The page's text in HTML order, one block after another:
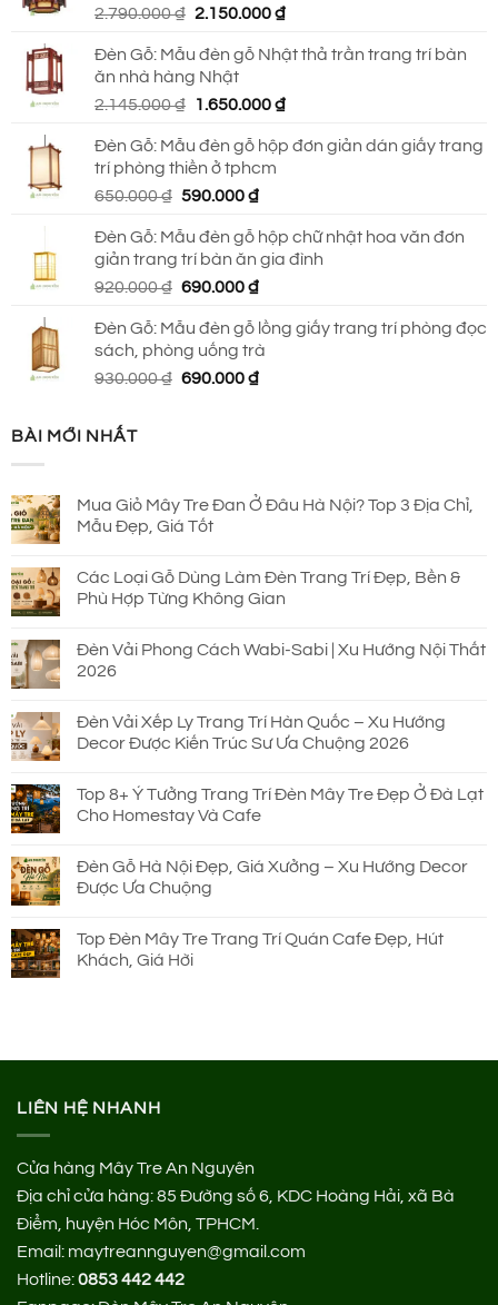
690.000 ₫.
2.790.000₫ Giá
là:
2.790.000 ₫.
2.150.000₫Giá
tại
2.150.000 ₫.
Đèn Gỗ: Mẫu đèn gỗ Nhật thả trần trang trí bàn
ăn nhà hàng Nhật
2.145.000₫
Giá
là:
2.145.000 ₫.
1.650.000₫Giá
tại
Đèn Gỗ: Mẫu đèn gỗ hộp đơn giản dán giấy trang
trí phòng thiền ở tphcm
650.000₫ Giá
là:
650.000 ₫.
590.000₫Giá
tại
là:
590.000 ₫.
Đèn Gỗ: Mẫu đèn gỗ hộp chữ nhật hoa văn đơn
giản trang trí bàn ăn gia đình
920.000₫ Giá
là:
920.000 ₫.
690.000₫Giá
tại
là:
690.000 ₫.
Đèn Gỗ: Mẫu đèn gỗ lồng giấy trang trí phòng đọc
sách, phòng uống trà
930.000₫ Giá
690.000₫Giá
BÀI MỚI NHẤT
Mua Giỏ Mây Tre Đan Ở Đâu Hà Nội? Top 3 Địa Chỉ,
Mẫu Đẹp, Giá Tốt
Các Loại Gỗ Dùng Làm Đèn Trang Trí Đẹp, Bền &
Phù Hợp Từng Không Gian
Đèn Vải Phong Cách Wabi-Sabi | Xu Hướng Nội Thất
2026
Đèn Vải Xếp Ly Trang Trí Hàn Quốc – Xu Hướng
Decor Được Kiến Trúc Sư Ưa Chuộng 2026
Top 8+ Ý Tưởng Trang Trí Đèn Mây Tre Đẹp Ở Đà Lạt
Cho Homestay Và Cafe
Đèn Gỗ Hà Nội Đẹp, Giá Xưởng – Xu Hướng Decor
Được Ưa Chuộng
Top Đèn Mây Tre Trang Trí Quán Cafe Đẹp, Hút
Khách, Giá Hời
LIÊN HỆ NHANH
Cửa hàng Mây Tre An Nguyên
Địa chỉ cửa hàng:85 Đường số 6, KDC Hoàng Hải, xã Bà
Điểm, huyện Hóc Môn, TPHCM.
Email: maytreannguyen@gmail.com
Hotline:0853 442 442